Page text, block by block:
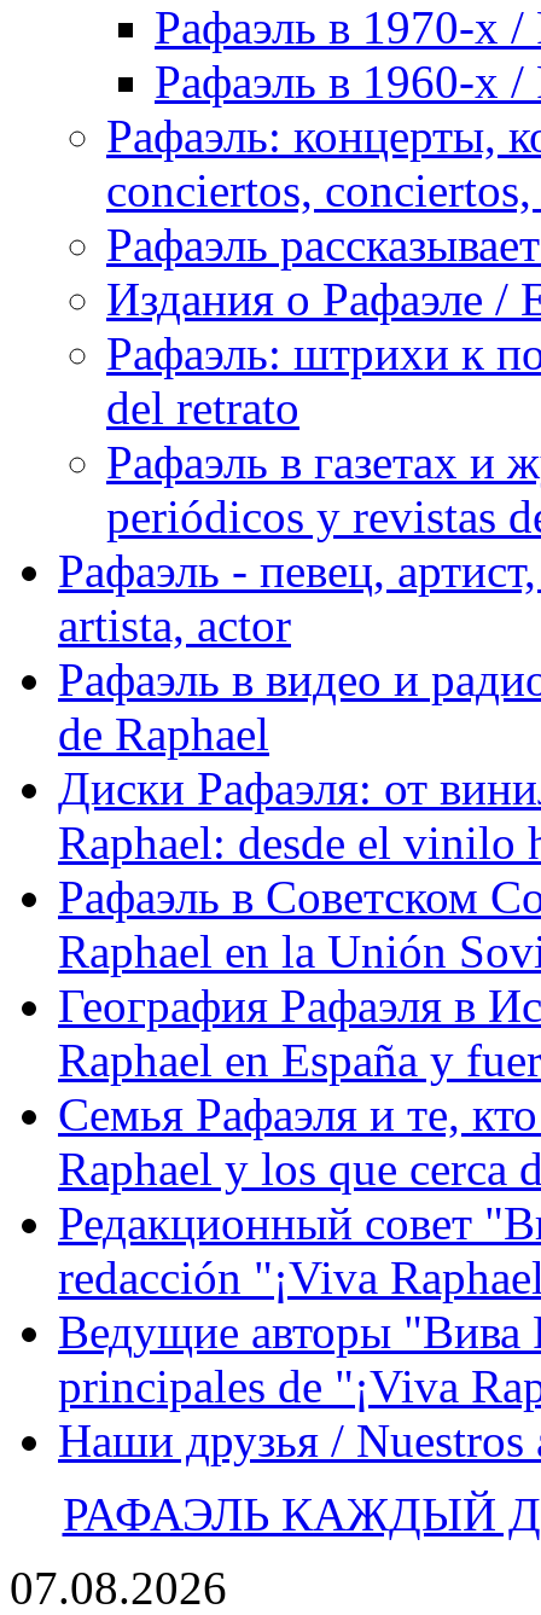
Рафаэль в 1970-х /
Рафаэль в 1960-х /
Рафаэль: концерты,
conciertos,
Рафаэль
Издания о Рафаэле /
Рафаэль: штрихи к
del retrato
Рафаэль в газетах и
periódicos y revistas
Рафаэль - певец,
artista, actor
Рафаэль в видео и
de Raphael
Диски Рафаэля: от
Raphael: desde el vinilo
Рафаэль в Советском
Raphael en la Unión
География Рафаэля в
Raphael en España y
Семья Рафаэля и те,
Raphael y los que cerca
Редакционный совет
redacción "¡Viva
Ведущие авторы "Вива
principales de "¡Viva
Наши друзья / Nuestros
РАФАЭЛЬ КАЖДЫЙ
07.08.2026